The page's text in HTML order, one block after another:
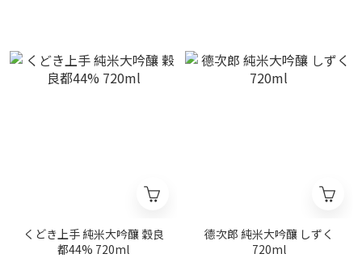
くどき上手 純米大吟釀 穀良
都44% 720ml
德次郎 純米大吟釀 しずく
720ml